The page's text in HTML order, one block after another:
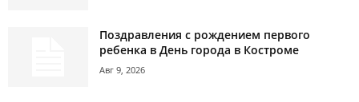
Поздравления с рождением первого
ребенка в День города в Костроме
Авг 9, 2026